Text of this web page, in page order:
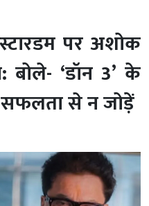
पर अशोक
बोले- ‘डॉन 3’ के
सफलता से न जोड़ें